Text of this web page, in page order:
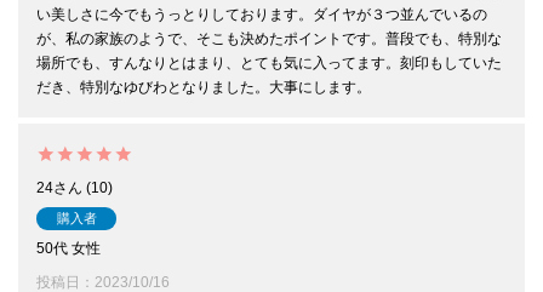
い美しさに今でもうっとりしております。ダイヤが３つ並んでいるの
が、私の家族のようで、そこも決めたポイントです。普段でも、特別な
場所でも、すんなりとはまり、とても気に入ってます。刻印もしていた
だき、特別なゆびわとなりました。大事にします。
24 10
購入者
50代 女性
投稿日
2023/10/16